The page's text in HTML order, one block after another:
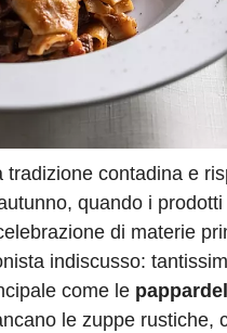
contadina e
quando i
di materie
indiscusso:
come le
le zuppe rustiche,